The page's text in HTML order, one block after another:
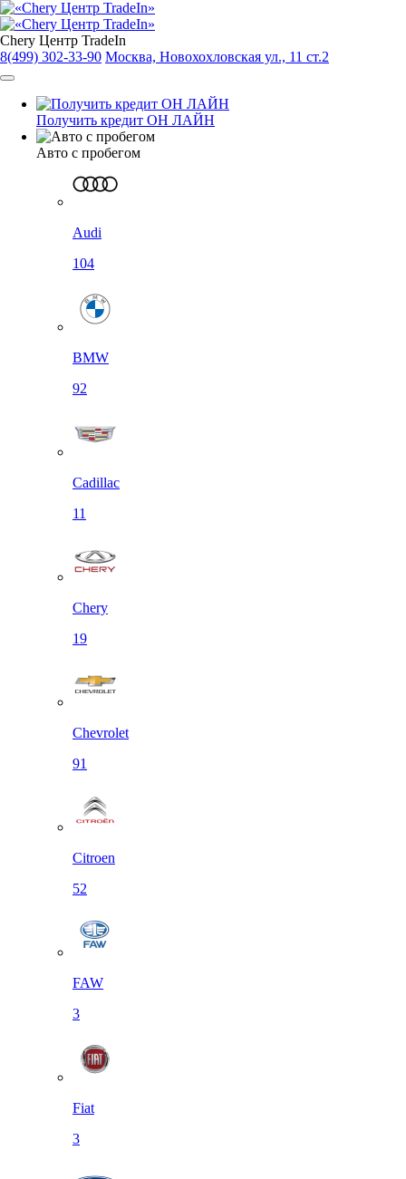
Chery Центр TradeIn
8(499) 302-33-90 Москва, Новохохловская ул., 11 ст.2
Получить кредит ОН ЛАЙН
Авто с пробегом
Audi
104
BMW
92
Cadillac
11
Chery
19
Chevrolet
91
Citroen
52
FAW
3
Fiat
3